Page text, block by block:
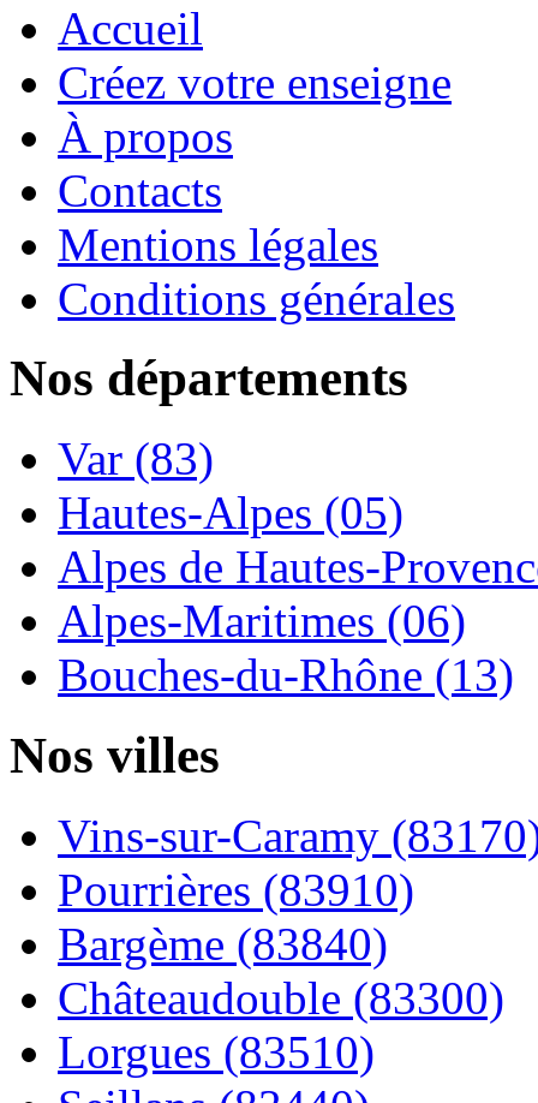
Accueil
Créez votre enseigne
À propos
Contacts
Mentions légales
Conditions générales
Nos départements
Var (83)
Hautes-Alpes (05)
Alpes de Hautes-
Alpes-Maritimes (06)
Bouches-du-Rhône (13)
Nos villes
Vins-sur-Caramy
Pourrières (83910)
Bargème (83840)
Châteaudouble (83300)
Lorgues (83510)